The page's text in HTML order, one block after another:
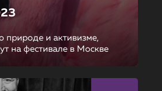
природе и активизме,
на фестивале в Москве